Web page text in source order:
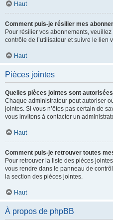
Haut
Comment puis-je résilier mes
Pour résilier vos abonnements,
contrôle de l’utilisateur et suivre le lien
Haut
Pièces jointes
Quelles pièces jointes sont
Chaque administrateur peut autoriser
jointes. Si vous n’êtes pas certain de
vous invitons à contacter un
Haut
Comment puis-je retrouver toutes
Pour retrouver la liste des pièces
vous rendre dans le panneau de
la section des pièces jointes.
Haut
À propos de phpBB